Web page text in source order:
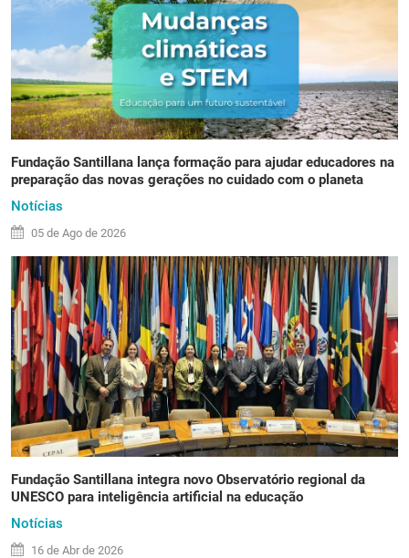
Fundação Santillana lança formação para ajudar educadores na
preparação das novas gerações no cuidado com o planeta
Notícias
05 de Ago de 2026
Fundação Santillana integra novo Observatório regional da
UNESCO para inteligência artificial na educação
Notícias
16 de Abr de 2026